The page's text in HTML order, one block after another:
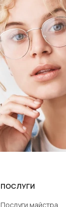
ПОСЛУГИ
Послуги майстра